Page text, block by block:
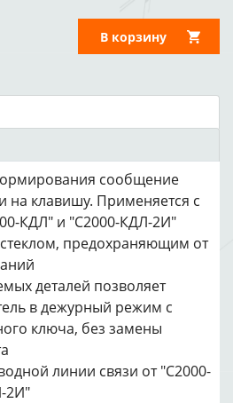
В корзину
сообщение
клавишу. Применяется с
КДЛ" и "С2000-КДЛ-2И"
предохраняющим от
деталей позволяет
в дежурный режим с
ключа, без замены
линии связи от "С2000-
2И"